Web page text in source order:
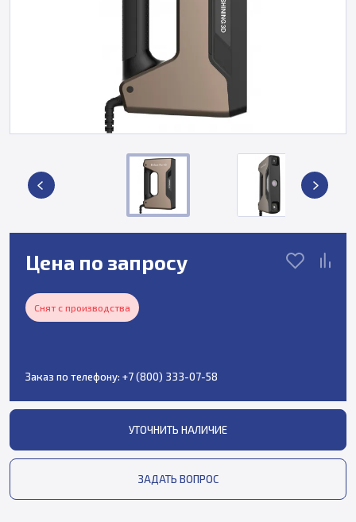
Цена по запросу
Снят с производства
Заказ по телефону: +7 (800) 333-07-58
УТОЧНИТЬ НАЛИЧИЕ
ЗАДАТЬ ВОПРОС